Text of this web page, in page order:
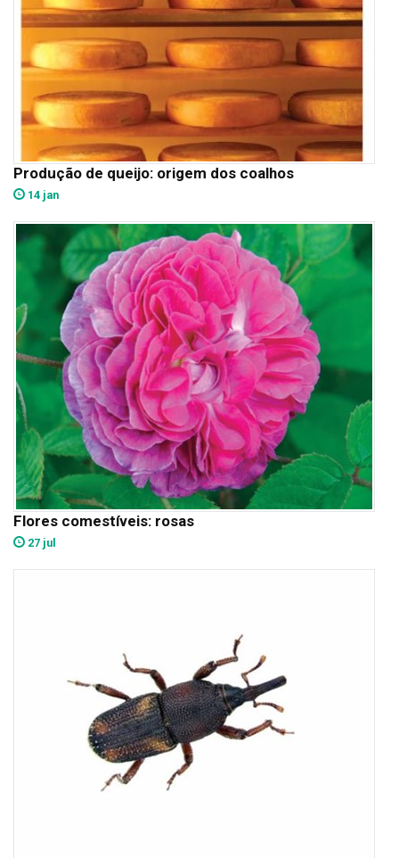
Produção de queijo: origem dos coalhos
14 jan
Flores comestíveis: rosas
27 jul